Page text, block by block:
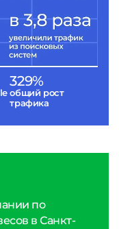
329%
общий рост
трафика
по
в Санкт-